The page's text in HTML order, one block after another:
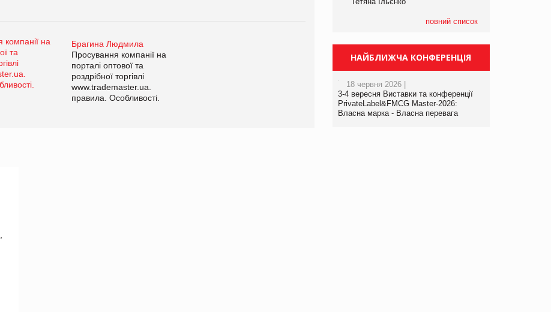
Брагина Людмила
Просування компанії на
порталі оптової та
роздрібної торгівлі
www.trademaster.ua.
правила. Особливості.
Брагина Людмила
Просування компанії на
www.trademaster.ua.
правила. Особливості.
повний список
НАЙБЛИЖЧА КОНФЕРЕНЦІЯ
18 червня 2026 |
3-4 вересня Виставки та конференції
PrivateLabel&FMCG Master-2026:
Власна марка - Власна перевага